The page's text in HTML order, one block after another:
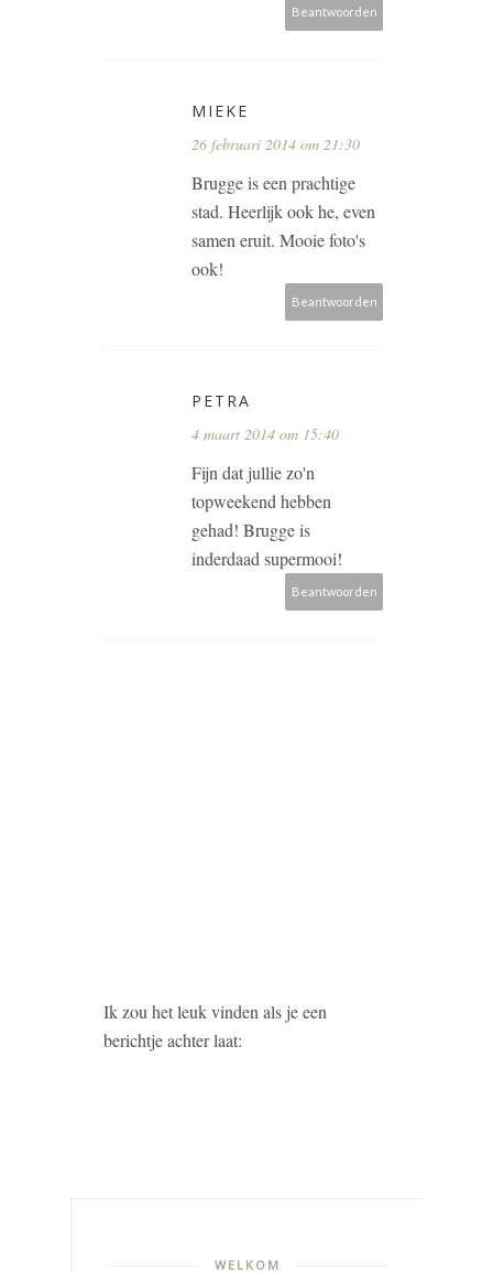
Beantwoorden
MIEKE
26 februari 2014 om 21:30
Brugge is een prachtige
stad. Heerlijk ook he, even
samen eruit. Mooie foto's
ook!
Beantwoorden
PETRA
4 maart 2014 om 15:40
Fijn dat jullie zo'n
topweekend hebben
gehad! Brugge is
inderdaad supermooi!
Beantwoorden
Ik zou het leuk vinden als je een
berichtje achter laat:
WELKOM